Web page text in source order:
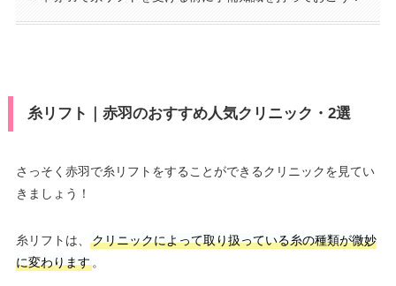
糸リフト｜赤羽のおすすめ人気クリニック・2選
さっそく赤羽で糸リフトをすることができるクリニックを見てい
きましょう！
糸リフトは、
クリニックによって取り扱っている糸の種類が微妙
に変わります。